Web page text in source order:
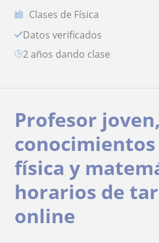
Clases de Física
Datos verificados
2 años dando clase
Profesor
conocimientos
física y
horarios de
online